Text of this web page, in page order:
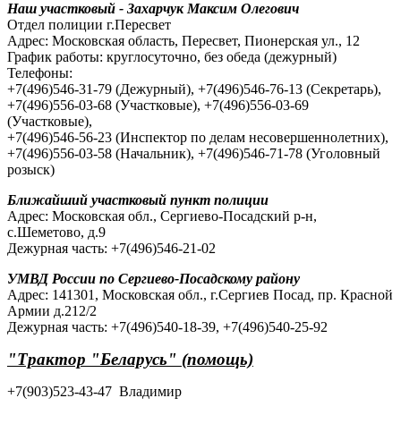
Наш участковый - Захарчук Максим Олегович
Отдел полиции г.Пересвет
Адрес: Московская область, Пересвет, Пионерская ул., 12
График работы: круглосуточно, без обеда (дежурный)
Телефоны:
+7(496)546-31-79 (Дежурный), +7(496)546-76-13 (Секретарь),
+7(496)556-03-68 (Участковые), +7(496)556-03-69
(Участковые),
+7(496)546-56-23 (Инспектор по делам несовершеннолетних),
+7(496)556-03-58 (Начальник), +7(496)546-71-78 (Уголовный
розыск)
Ближайший участковый пункт полиции
Адрес: Московская обл., Сергиево-Посадский р-н,
с.Шеметово, д.9
Дежурная часть: +7(496)546-21-02
УМВД России по Сергиево-Посадскому району
Адрес: 141301, Московская обл., г.Сергиев Посад, пр. Красной
Армии д.212/2
Дежурная часть: +7(496)540-18-39, +7(496)540-25-92
"Трактор "Беларусь" (помощь)
+7(903)523-43-47 Владимир